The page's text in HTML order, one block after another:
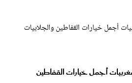
أجمل خيارات القفاطين